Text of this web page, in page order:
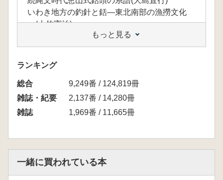
いわき地方の釣針と銛―東北南部の漁撈文化
―(大竹憲治)
那珂川流域の漁網錘(上野修一)
三浦半島の弥生時代漁具(神澤勇一)
愛知県朝日遺跡のヤナ(田中禎子)
北陸地方の漁網錘(山本直人)
瀬戸内のイイダコ壺とマダコ壺―兵庫県玉津田
中遺跡を中心に―(中川 渉)
西北九州漁撈文化の特性―石製銛頭(石銛)を中
落跡―香川県下川津遺跡(藤好史郎)
もっと見る
ランキング
総合
9,249番 / 124,819冊
雑誌・紀要
2,137番 / 14,280冊
雑誌
1,969番 / 11,665冊
一緒に買われている本